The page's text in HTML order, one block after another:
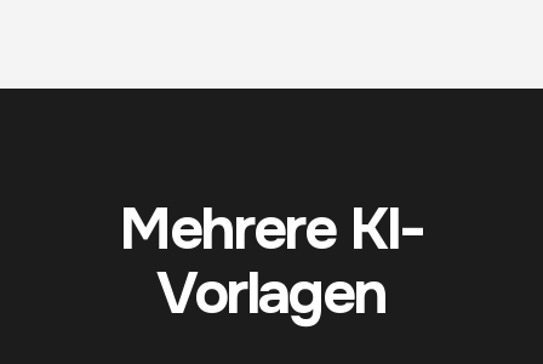
Mehrere KI-
Vorlagen